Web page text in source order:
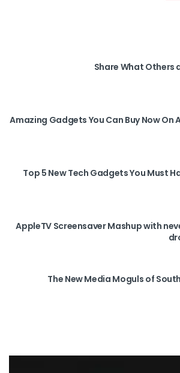
Share What Others
Top 5 New Tech Gadgets You Must
AppleTV Screensaver Mashup with
The New Media Moguls of